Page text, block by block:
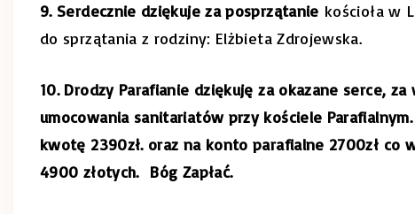
9. Serdecznie dziękuje za posprzątanie kościoła w
do sprzątania z rodziny: Elżbieta Zdrojewska.
10. Drodzy Parafianie dziękuję za okazane serce,
umocowania sanitariatów przy kościele
kwotę 2390zł. oraz na konto parafialne 2700zł co
4900 złotych. Bóg Zapłać.